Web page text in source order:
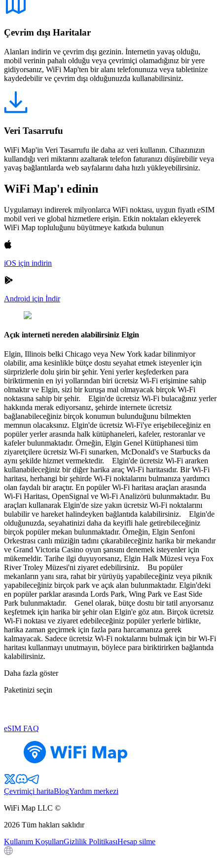
Çevrim dışı Haritalar
Alanları indirin ve çevrim dışı gezinin. İnternetin yavaş olduğu,
mobil verinin pahalı olduğu veya çevrimiçi olamadığınız bir yere
gidiyorsanız, WiFi Map'ten bir alanı telefonunuza veya tabletinize
kaydedebilir ve çevrim dışı olduğunuzda kullanabilirsiniz.
Veri Tasarrufu
WiFi Map'in Veri Tasarrufu ile daha az veri kullanın. Cihazınızın
kullandığı veri miktarını azaltarak telefon faturanızı düşürebilir veya
yavaş bağlantılarda web sayfalarını daha hızlı yükleyebilirsiniz.
WiFi Map'ı edinin
Uygulamayı indirerek milyonlarca WiFi noktası, uygun fiyatlı eSIM
mobil veri ve global hizmetlere erişin. Etkin noktaları ekleyerek
WiFi Map topluluğunu büyütmeye katkıda bulunun
iOS için indirin
Android için İndir
Açık interneti nereden alabilirsiniz Elgin
Elgin, Illinois belki Chicago veya New York kadar bilinmiyor
olabilir, ama kesinlikle bütçe dostu seyahat etmek isteyenler için
sürprizlerle dolu şirin bir şehir. Yeni yerler keşfederken para
biriktirmenin en iyi yollarından biri ücretsiz Wi-Fi erişimine sahip
olmaktır ve Elgin, sizi bir kuruşa mal olmayacak birçok Wi-Fi
noktasına sahip bir şehir. Elgin'de ücretsiz Wi-Fi bulacağınız yerler
hakkında merak ediyorsanız, şehirde internete ücretsiz
bağlanabileceğiniz birçok konumun bulunduğunu bilmekten
memnun olacaksınız. Elgin'de ücretsiz Wi-Fi'ye erişebileceğiniz en
popüler yerler arasında halk kütüphaneleri, kafeler, restoranlar ve
kafeler bulunmaktadır. Örneğin, Elgin Genel Kütüphanesi tüm
ziyaretçilere ücretsiz Wi-Fi sunarken, McDonald's ve Starbucks da
aynı şekilde hizmet vermektedir. Elgin'de ücretsiz Wi-Fi ararken
kullanabileceğiniz bir diğer harika araç Wi-Fi haritasıdır. Bir Wi-Fi
haritası, herhangi bir şehirde Wi-Fi noktalarını bulmanıza yardımcı
olan faydalı bir araçtır. En popüler Wi-Fi haritası araçları arasında
Wi-Fi Haritası, OpenSignal ve Wi-Fi Analizörü bulunmaktadır. Bu
araçları kullanarak Elgin'de size yakın ücretsiz Wi-Fi noktalarını
bulabilir ve hareket halindeyken bağlantıda kalabilirsiniz. Elgin'de
olduğunuzda, seyahatinizi daha da keyifli hale getirebileceğiniz
birçok popüler mekan bulunmaktadır. Örneğin, Elgin Senfoni
Orkestrası canlı müziğin tadını çıkarabileceğiniz harika bir mekandır
ve Grand Victoria Casino oyun şansını denemek isteyenler için
mükemeldir. Tarihe ilgi duyuyorsanız, Elgin Halk Müzesi veya Fox
River Troley Müzesi'ni ziyaret edebilirsiniz. Bu popüler
mekanların yanı sıra, rahat bir yürüyüş yapabileceğiniz veya piknik
yapabileceğiniz birçok park ve açık alan bulunmaktadır. Elgin'deki
en popüler parklar arasında Lords Park, Wing Park ve East Side
Park bulunmaktadır. Genel olarak, bütçe dostu bir tatil arıyorsanız
keşfetmek için harika bir şehir olan Elgin'e göz atın. Birçok ücretsiz
Wi-Fi noktası ve ziyaret edebileceğiniz popüler yerlerle birlikte,
harika zaman geçirmek için fazla para harcamanıza gerek
kalmayacak. Sadece ücretsiz Wi-Fi noktalarını bulmak için bir Wi-Fi
haritası kullanmayı unutmayın, böylece para biriktirirken bağlantıda
kalabilirsiniz.
Daha fazla göster
Paketinizi seçin
eSIM FAQ
Çevrimiçi haritaBlogYardım merkezi
WiFi Map LLC ©
2026 Tüm hakları saklıdır
Kullanım KoşullarıGizlilik PolitikasıHesap silme